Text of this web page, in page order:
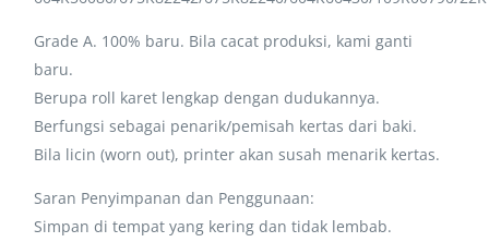
Grade A. 100% baru. Bila cacat produksi, kami ganti
baru.
Berupa roll karet lengkap dengan dudukannya.
Berfungsi sebagai penarik/pemisah kertas dari baki.
Bila licin (worn out), printer akan susah menarik kertas.
Saran Penyimpanan dan Penggunaan:
Simpan di tempat yang kering dan tidak lembab.